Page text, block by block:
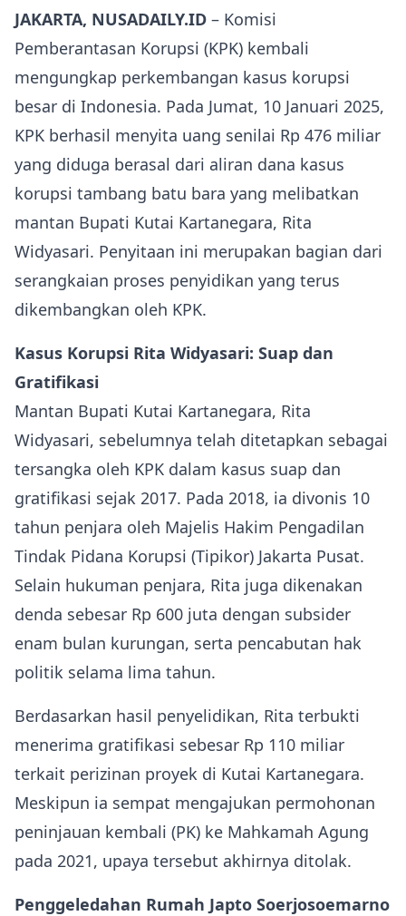
JAKARTA, NUSADAILY.ID – Komisi
Pemberantasan Korupsi (KPK) kembali
mengungkap perkembangan kasus korupsi
besar di Indonesia. Pada Jumat, 10 Januari 2025,
KPK berhasil menyita uang senilai Rp 476 miliar
yang diduga berasal dari aliran dana kasus
korupsi tambang batu bara yang melibatkan
mantan Bupati Kutai Kartanegara, Rita
Widyasari. Penyitaan ini merupakan bagian dari
serangkaian proses penyidikan yang terus
dikembangkan oleh KPK.
Kasus Korupsi Rita Widyasari: Suap dan
Gratifikasi
Mantan Bupati Kutai Kartanegara, Rita
Widyasari, sebelumnya telah ditetapkan sebagai
tersangka oleh KPK dalam kasus suap dan
gratifikasi sejak 2017. Pada 2018, ia divonis 10
tahun penjara oleh Majelis Hakim Pengadilan
Tindak Pidana Korupsi (Tipikor) Jakarta Pusat.
Selain hukuman penjara, Rita juga dikenakan
denda sebesar Rp 600 juta dengan subsider
enam bulan kurungan, serta pencabutan hak
politik selama lima tahun.
Berdasarkan hasil penyelidikan, Rita terbukti
menerima gratifikasi sebesar Rp 110 miliar
terkait perizinan proyek di Kutai Kartanegara.
Meskipun ia sempat mengajukan permohonan
peninjauan kembali (PK) ke Mahkamah Agung
pada 2021, upaya tersebut akhirnya ditolak.
Penggeledahan Rumah Japto Soerjosoemarno